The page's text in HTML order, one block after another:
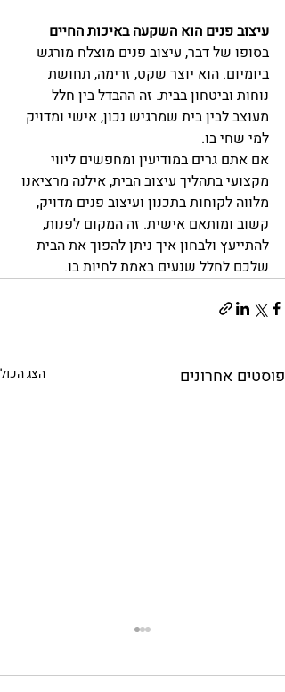
עיצוב פנים הוא השקעה באיכות החיים
בסופו של דבר, עיצוב פנים מוצלח מורגש
ביומיום. הוא יוצר שקט, זרימה, תחושת
נוחות וביטחון בבית. זה ההבדל בין חלל
מעוצב לבין בית שמרגיש נכון, אישי ומדויק
למי שחי בו.
אם אתם גרים במודיעין ומחפשים ליווי
מקצועי בתהליך עיצוב הבית, אילנה מרציאנו
מלווה לקוחות בתכנון ועיצוב פנים מדויק,
קשוב ומותאם אישית. זה המקום לפנות,
להתייעץ ולבחון איך ניתן להפוך את הבית
שלכם לחלל שנעים באמת לחיות בו.
פוסטים אחרונים הצג הכול